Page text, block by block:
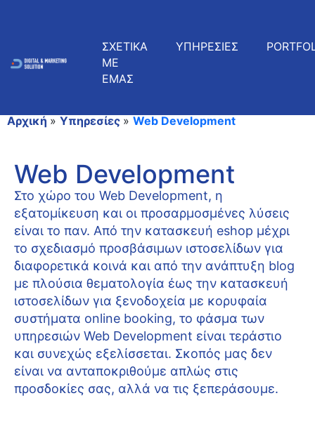
ΣΧΕΤΙΚΑ
ΜΕ
ΕΜΑΣ
ΥΠΗΡΕΣΙΕΣ
Αρχική » Υπηρεσίες » Web Development
Web Development
Στο χώρο του Web Development, η
εξατομίκευση και οι προσαρμοσμένες λύσεις
είναι το παν. Από την κατασκευή eshop μέχρι
το σχεδιασμό προσβάσιμων ιστοσελίδων για
διαφορετικά κοινά και από την ανάπτυξη blog
με πλούσια θεματολογία έως την κατασκευή
ιστοσελίδων για ξενοδοχεία με κορυφαία
συστήματα online booking, το φάσμα των
υπηρεσιών Web Development είναι τεράστιο
και συνεχώς εξελίσσεται. Σκοπός μας δεν
είναι να ανταποκριθούμε απλώς στις
προσδοκίες σας, αλλά να τις ξεπεράσουμε.